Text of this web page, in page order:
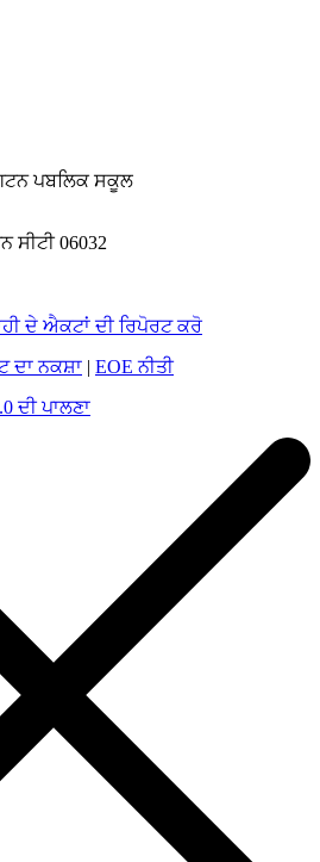
ਪਬਲਿਕ ਸਕੂਲ
ਸੀਟੀ 06032
ਦੇ ਐਕਟਾਂ ਦੀ ਰਿਪੋਰਟ ਕਰੋ
ਦਾ ਨਕਸ਼ਾ | EOE ਨੀਤੀ
ਦੀ ਪਾਲਣਾ